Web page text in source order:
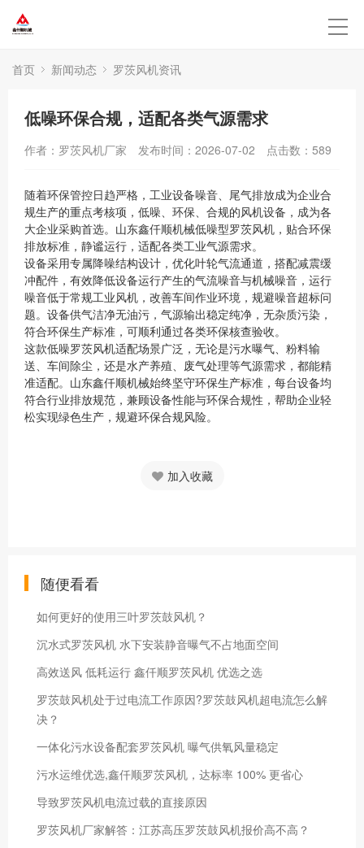
首页 新闻动态 罗茨风机资讯
低噪环保合规，适配各类气源需求
作者：罗茨风机厂家 发布时间：2026-07-02 点击数： 589
随着环保管控日趋严格，工业设备噪音、尾气排放成为企业合
规生产的重点考核项，低噪、环保、合规的风机设备，成为各
大企业采购首选。山东鑫仟顺机械低噪型罗茨风机，贴合环保
排放标准，静谧运行，适配各类工业气源需求。
设备采用专属降噪结构设计，优化叶轮气流通道，搭配减震缓
冲配件，有效降低设备运行产生的气流噪音与机械噪音，运行
噪音低于常规工业风机，改善车间作业环境，规避噪音超标问
题。设备供气洁净无油污，气源输出稳定纯净，无杂质污染，
符合环保生产标准，可顺利通过各类环保核查验收。
这款低噪罗茨风机适配场景广泛，无论是污水曝气、粉料输
送、车间除尘，还是水产养殖、废气处理等气源需求，都能精
准适配。山东鑫仟顺机械始终坚守环保生产标准，每台设备均
符合行业排放规范，兼顾设备性能与环保合规性，帮助企业轻
松实现绿色生产，规避环保合规风险。
加入收藏
随便看看
如何更好的使用三叶罗茨鼓风机？
沉水式罗茨风机 水下安装静音曝气不占地面空间
高效送风 低耗运行 鑫仟顺罗茨风机 优选之选
罗茨鼓风机处于过电流工作原因?罗茨鼓风机超电流怎么解
决？
一体化污水设备配套罗茨风机 曝气供氧风量稳定
污水运维优选,鑫仟顺罗茨风机，达标率 100% 更省心
导致罗茨风机电流过载的直接原因
罗茨风机厂家解答：江苏高压罗茨鼓风机报价高不高？